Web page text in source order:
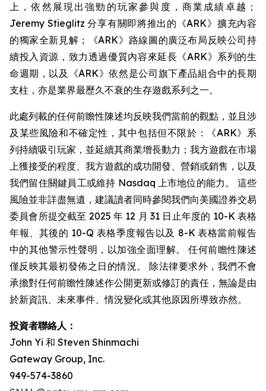
上，依然展現出強勁的玩家參與度，商業成績卓越；
Jeremy Stieglitz 分享有關即將推出的《ARK》擴充內容
的獨家全新見解；《ARK》路線圖的廣泛布局反映公司持
續投入資源，致力透過優質內容來延長《ARK》系列的生
命週期，以及《ARK》依然是公司旗下產品組合中的長期
支柱，亦是業界最歷久不衰的生存遊戲系列之一。
此處列載的任何前瞻性陳述均反映我們當前的觀點，並且涉
及某些風險和不確定性，其中包括但不限於：《ARK》系
列持續吸引玩家，並延續其商業增長動力；我方遊戲在市場
上獲接受的程度、我方遊戲的成功開發、營銷或銷售，以及
我們留住關鍵員工或維持 Nasdaq 上市地位的能力。 這些
風險並非詳盡無遺，建議讀者同時參閱我們向美國證券交易
委員會所提交截至 2025 年 12 月 31 日止年度的 10-K 表格
年報、其後的 10-Q 表格季度報告以及 8-K 表格當前報告
中的其他警示性聲明，以加強全面理解。 任何前瞻性陳述
僅反映其最初發佈之日的情況。 除法律要求外，我們不會
承擔對任何前瞻性陳述作公開更新或修訂的責任，無論是由
於新資訊、未來事件、情況變化或其他原因所導致亦然。
投資者聯絡人：
John Yi 和 Steven Shinmachi
Gateway Group, Inc.
949-574-3860